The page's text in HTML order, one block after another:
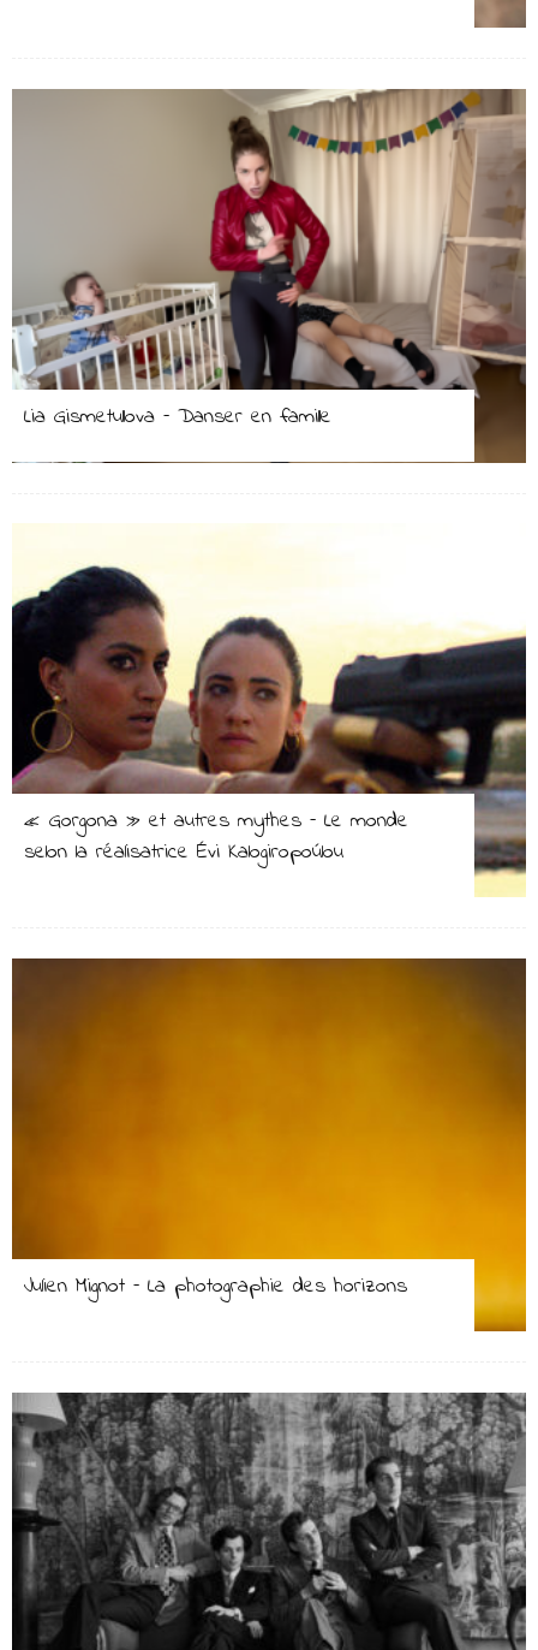
Lia Gismetullova – Danser en famille
« Gorgona » et autres mythes – Le monde
selon la réalisatrice Évi Kalogiropoúlou
Julien Mignot – La photographie des horizons